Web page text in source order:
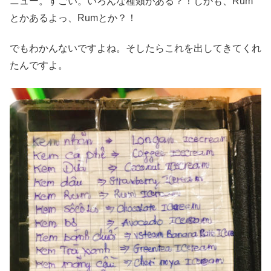
とかあるよっ、Rumとか？！
でもわかんないですよね。そしたらこれを出してきてくれ
たんですよ。